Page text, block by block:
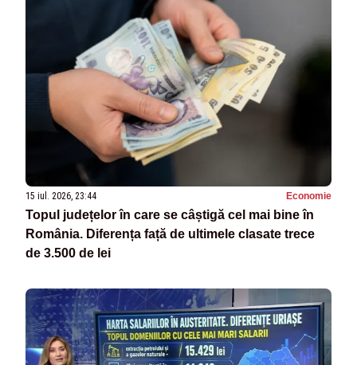
15 iul. 2026, 23:44 Economie
Topul județelor în care se câștigă cel mai bine în
România. Diferența față de ultimele clasate trece
de 3.500 de lei